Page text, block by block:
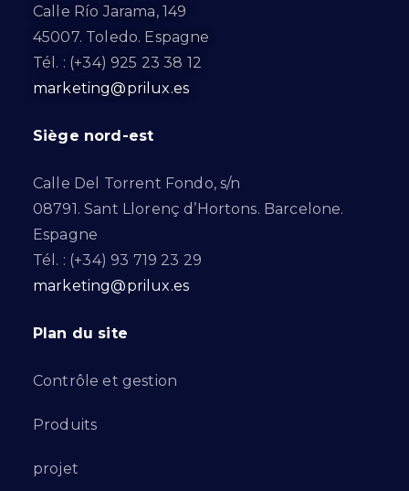
Calle Río Jarama, 149
45007. Toledo. Espagne
Tél. : (+34) 925 23 38 12
marketing@prilux.es
Siège nord-est
Calle Del Torrent Fondo, s/n
08791. Sant Llorenç d’Hortons. Barcelone.
Espagne
Tél. : (+34) 93 719 23 29
marketing@prilux.es
Plan du site
Contrôle et gestion
Produits
projet